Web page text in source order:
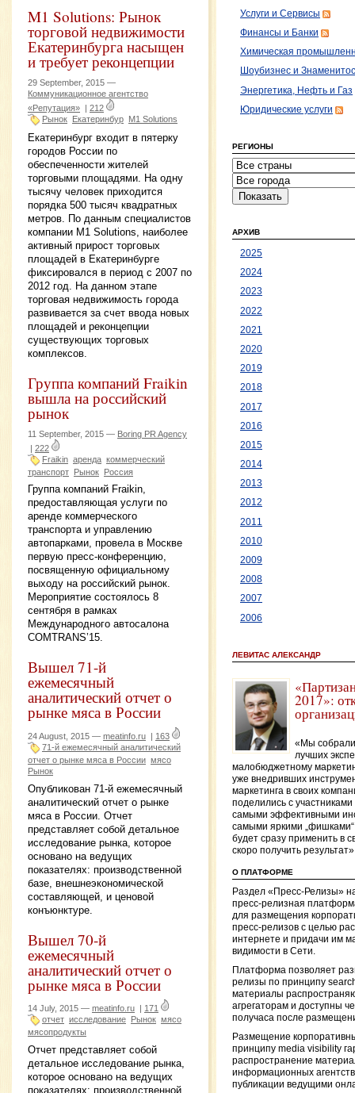
M1 Solutions: Рынок
торговой недвижимости
Екатеринбурга насыщен
и требует реконцепции
29 September, 2015 —
Коммуникационное агентство
«Репутация» | 212
Рынок Екатеринбур M1 Solutions
Екатеринбург входит в пятерку
городов России по
обеспеченности жителей
торговыми площадями. На одну
тысячу человек приходится
порядка 500 тысяч квадратных
метров. По данным специалистов
компании M1 Solutions, наиболее
активный прирост торговых
площадей в Екатеринбурге
фиксировался в период с 2007 по
2012 год. На данном этапе
торговая недвижимость города
развивается за счет ввода новых
площадей и реконцепции
существующих торговых
комплексов.
Группа компаний Fraikin
вышла на российский
рынок
11 September, 2015 — Boring PR Agency
| 222
Fraikin аренда коммерческий
транспорт Рынок Россия
Группа компаний Fraikin,
предоставляющая услуги по
аренде коммерческого
транспорта и управлению
автопарками, провела в Москве
первую пресс-конференцию,
посвященную официальному
выходу на российский рынок.
Мероприятие состоялось 8
сентября в рамках
Международного автосалона
COMTRANS’15.
Вышел 71-й
ежемесячный
аналитический отчет о
рынке мяса в России
24 August, 2015 — meatinfo.ru | 163
71-й ежемесячный аналитический
отчет о рынке мяса в России мясо
Рынок
Опубликован 71-й ежемесячный
аналитический отчет о рынке
мяса в России. Отчет
представляет собой детальное
исследование рынка, которое
основано на ведущих
показателях: производственной
базе, внешнеэкономической
составляющей, и ценовой
конъюнктуре.
Вышел 70-й
ежемесячный
аналитический отчет о
рынке мяса в России
14 July, 2015 — meatinfo.ru
171
отчет исследование Рынок мясо
мясопродукты
Отчет представляет собой
детальное исследование рынка,
которое основано на ведущих
показателях: производственной
Услуги и Сервисы
Финансы и Банки
Химическая
Шоубизнес и
Энергетика, Нефть и Газ
Юридические услуги
РЕГИОНЫ
АРХИВ
2025
2024
2023
2022
2021
2020
2019
2018
2017
2016
2015
2014
2013
2012
2011
2010
2009
2008
2007
2006
ЛЕВИТАС АЛЕКСАНДР
2017»:
«Мы
лучших
малобюджетному
уже внедривших
маркетинга в своих
поделились с
самыми эффективными
самыми яркими
будет сразу применить в
скоро получить результат»
О ПЛАТФОРМЕ
Раздел «Пресс-Релизы»
пресс-релизная
для размещения
пресс-релизов с целью
интернете и придачи им
видимости в Сети.
Платформа позволяет
релизы по принципу
материалы
агрегаторам и доступны
получаса после
Размещение
принципу media visibility
распространение
информационных агентств
публикации ведущими